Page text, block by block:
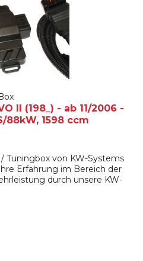
II (198_) - ab 11/2006 -
88kW, 1598 ccm
Tuningbox von KW-Systems
Erfahrung im Bereich der
durch unsere KW-